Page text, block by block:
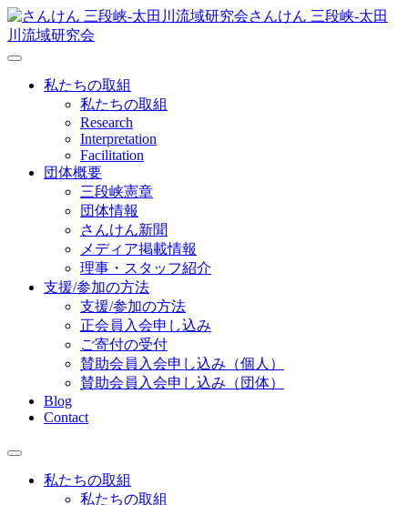
さんけん 三段峡‐太田
川流域研究会
私たちの取組
私たちの取組
Research
Interpretation
Facilitation
団体概要
三段峡憲章
団体情報
さんけん新聞
メディア掲載情報
理事・スタッフ紹介
支援/参加の方法
支援/参加の方法
正会員入会申し込み
ご寄付の受付
賛助会員入会申し込み（個人）
賛助会員入会申し込み（団体）
Blog
Contact
私たちの取組
私たちの取組